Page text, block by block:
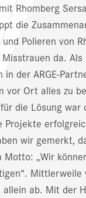
Rhomberg
die
Polieren von
da.
in der ARGE-
vor Ort alles zu
die Lösung
Projekte
wir gemerkt,
„Wir
Mittlerweile
ab. Mit der